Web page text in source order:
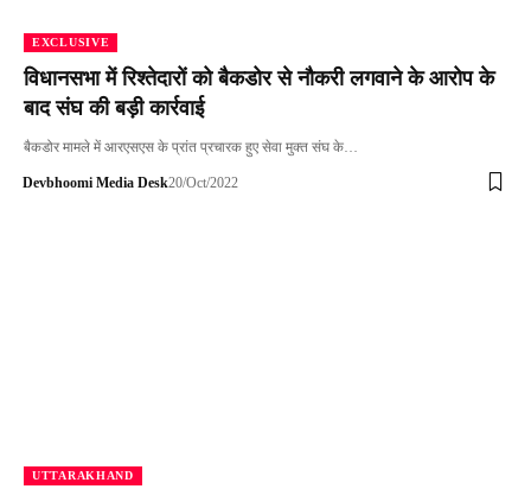
EXCLUSIVE
विधानसभा में रिश्तेदारों को बैकडोर से नौकरी लगवाने के आरोप के
बाद संघ की बड़ी कार्रवाई
बैकडोर मामले में आरएसएस के प्रांत प्रचारक हुए सेवा मुक्त संघ के…
Devbhoomi Media Desk20/Oct/2022
UTTARAKHAND